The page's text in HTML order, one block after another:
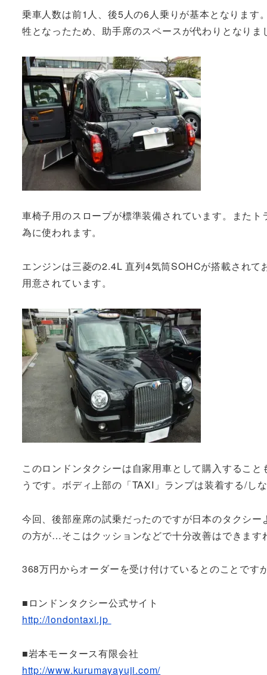
乗車人数は前1人、後5人の6人乗りが基本となりま
牲となったため、助手席のスペースが代わりとなり
車椅子用のスロープが標準装備されています。また
為に使われます。
エンジンは三菱の2.4L 直列4気筒SOHCが搭載され
用意されています。
このロンドンタクシーは自家用車として購入するこ
うです。ボディ上部の「TAXI」ランプは装着する/し
今回、後部座席の試乗だったのですが日本のタクシ
の方が…そこはクッションなどで十分改善はできま
368万円からオーダーを受け付けているとのことで
■ロンドンタクシー公式サイト
http://londontaxi.jp
■岩本モータース有限会社
http://www.kurumayayuji.com/